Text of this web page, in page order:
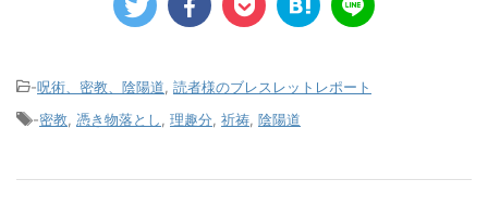
-呪術、密教、陰陽道 読者様のブレスレットレポート
-密教 憑き物落とし 理趣分 祈祷 陰陽道